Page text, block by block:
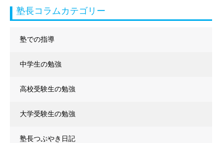
塾長コラムカテゴリー
塾での指導
中学生の勉強
高校受験生の勉強
大学受験生の勉強
塾長つぶやき日記